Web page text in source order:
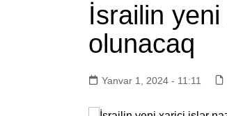
İsrailin
olunacaq
Yanvar 1, 2024 - 11:11